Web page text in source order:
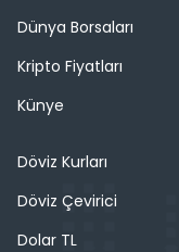
Dünya Borsaları
Kripto Fiyatları
Künye
Döviz Kurları
Döviz Çevirici
Dolar TL